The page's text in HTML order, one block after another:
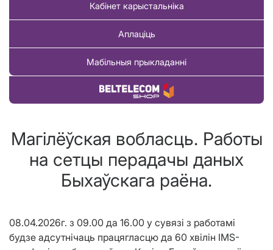
Кабінет карыстальніка
Аплаціць
Мабільныя прыкладанні
Купіць тавар
Магілёўская вобласць. Работы
на сетцы перадачы даных
Быхаўскага раёна.
08.04.2026г. з 09.00 да 16.00 у сувязі з работамі
будзе адсутнічаць працягласцю да 60 хвілін IMS-